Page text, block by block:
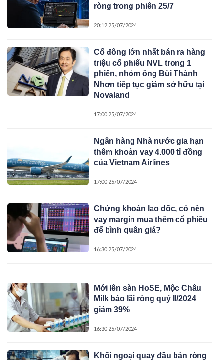
ròng trong phiên 25/7
20:12 25/07/2024
Cổ đông lớn nhất bán ra hàng
triệu cổ phiếu NVL trong 1
phiên, nhóm ông Bùi Thành
Nhơn tiếp tục giảm sở hữu tại
Novaland
17:00 25/07/2024
Ngân hàng Nhà nước gia hạn
thêm khoản vay 4.000 tỉ đồng
của Vietnam Airlines
17:00 25/07/2024
Chứng khoán lao dốc, có nên
vay margin mua thêm cổ phiếu
để bình quân giá?
16:30 25/07/2024
Mới lên sàn HoSE, Mộc Châu
Milk báo lãi ròng quý II/2024
giảm 39%
16:30 25/07/2024
Khối ngoại quay đầu bán ròng